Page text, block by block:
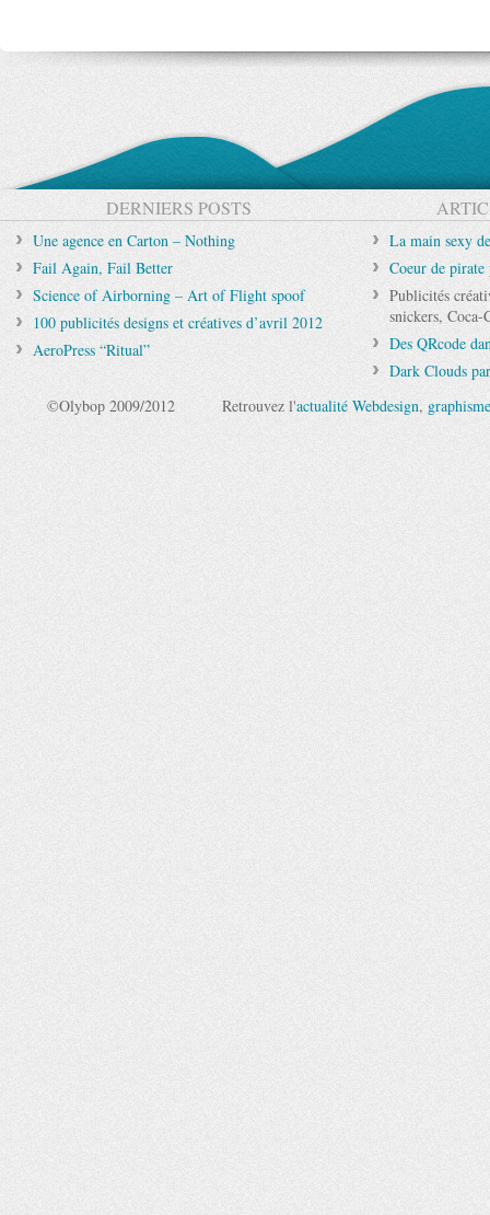
DERNIERS POSTS
Une agence en Carton – Nothing
Fail Again, Fail Better
Science of Airborning – Art of Flight spoof
100 publicités designs et créatives d’avril 2012
AeroPress “Ritual”
La main sexy
Coeur de pirate
Publicités
snickers, Coca-
Des QRcode
Dark Clouds
©Olybop 2009/2012
Retrouvez l'actualité Webdesign, graphisme